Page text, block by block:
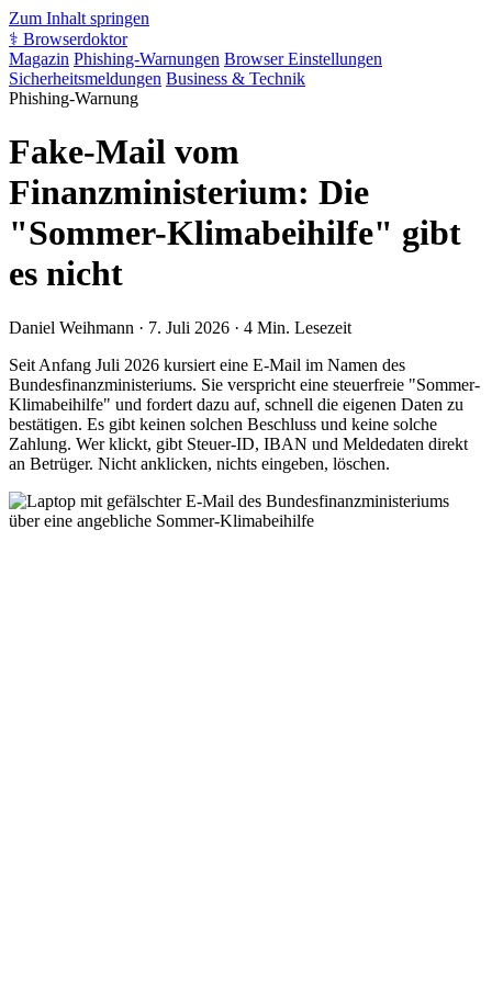
Zum Inhalt springen
⚕️ Browserdoktor
Magazin Phishing-Warnungen Browser Einstellungen
Sicherheitsmeldungen Business & Technik
Phishing-Warnung
Fake-Mail vom
Finanzministerium: Die
"Sommer-Klimabeihilfe" gibt
es nicht
Daniel Weihmann · 7. Juli 2026 · 4 Min. Lesezeit
Seit Anfang Juli 2026 kursiert eine E-Mail im Namen des
Bundesfinanzministeriums. Sie verspricht eine steuerfreie "Sommer-
Klimabeihilfe" und fordert dazu auf, schnell die eigenen Daten zu
bestätigen. Es gibt keinen solchen Beschluss und keine solche
Zahlung. Wer klickt, gibt Steuer-ID, IBAN und Meldedaten direkt
an Betrüger. Nicht anklicken, nichts eingeben, löschen.